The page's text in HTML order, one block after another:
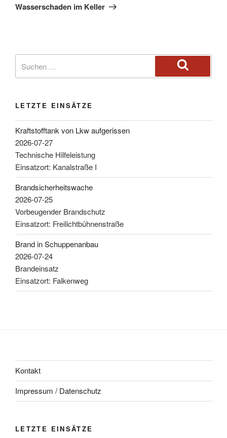
Wasserschaden im Keller
LETZTE EINSÄTZE
Kraftstofftank von Lkw aufgerissen
2026-07-27
Technische Hilfeleistung
Einsatzort: Kanalstraße I
Brandsicherheitswache
2026-07-25
Vorbeugender Brandschutz
Einsatzort: Freilichtbühnenstraße
Brand in Schuppenanbau
2026-07-24
Brandeinsatz
Einsatzort: Falkenweg
Kontakt
Impressum / Datenschutz
LETZTE EINSÄTZE